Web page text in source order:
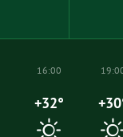
16:00
+32°